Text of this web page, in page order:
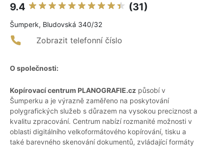
9.4 (31)
Šumperk, Bludovská 340/32
Zobrazit telefonní číslo
O společnosti:
Kopírovací centrum PLANOGRAFIE.cz působí v
Šumperku a je výrazně zaměřeno na poskytování
polygrafických služeb s důrazem na vysokou preciznost a
kvalitu zpracování. Centrum nabízí rozmanité možnosti v
oblasti digitálního velkoformátového kopírování, tisku a
také barevného skenování dokumentů, zvládající formáty